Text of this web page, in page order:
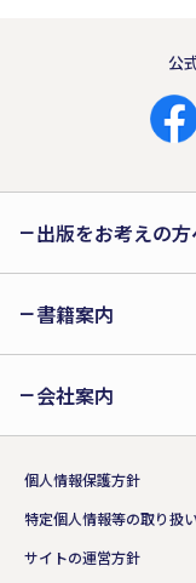
公
出版をお考えの方
書籍案内
会社案内
個人情報保護方針
特定個人情報等の取り扱
サイトの運営方針